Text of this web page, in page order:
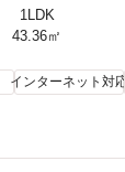
1LDK
43.36㎡
インターネット対応